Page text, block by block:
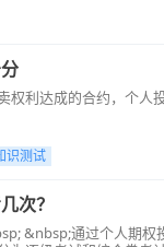
权利达成的合约，个人
识测试
次？
&nbsp;通过个人期权